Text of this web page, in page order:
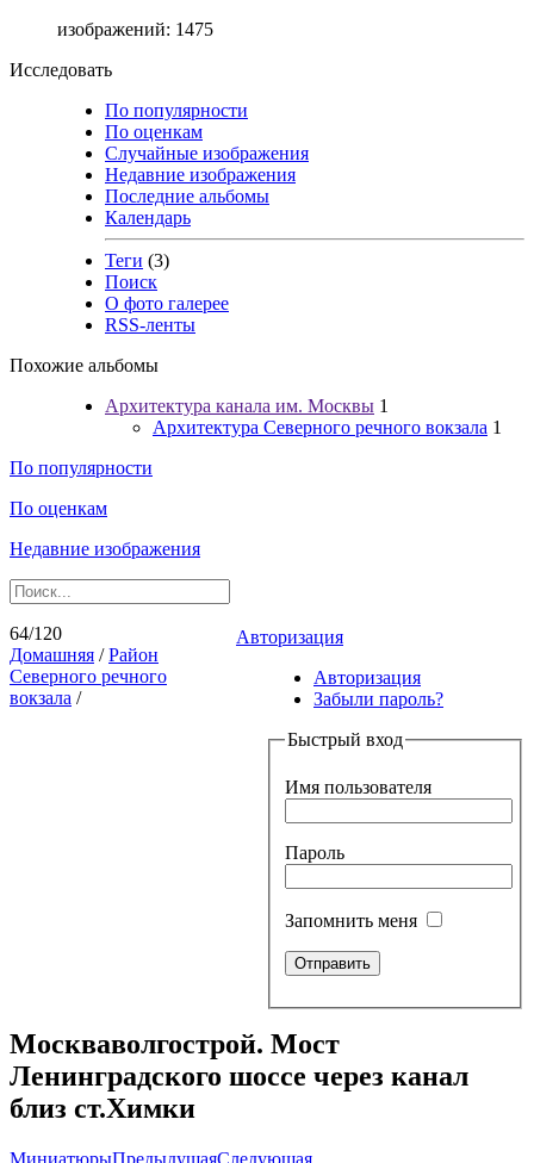
изображений: 1475
Исследовать
По популярности
По оценкам
Случайные изображения
Недавние изображения
Последние альбомы
Календарь
Теги (3)
Поиск
О фото галерее
RSS-ленты
Похожие альбомы
Архитектура канала им. Москвы 1
Архитектура Северного речного вокзала 1
По популярности
По оценкам
Недавние изображения
Авторизация
Авторизация
Забыли пароль?
Быстрый вход
Имя пользователя
Пароль
Запомнить меня
64/120
Домашняя /Район
Северного речного
вокзала /
Москваволгострой. Мост
Ленинградского шоссе через канал
близ ст.Химки
МиниатюрыПредыдущаяСледующая